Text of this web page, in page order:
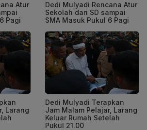
Atur
Pagi
Dedi Mulyadi Rencana Atur
Sekolah dari SD sampai
SMA Masuk Pukul 6 Pagi
Larang
Dedi Mulyadi Terapkan
Jam Malam Pelajar, Larang
Keluar Rumah Setelah
Pukul 21.00